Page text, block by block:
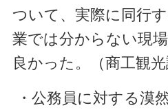
ついて、実際に同行
業では分からない現
良かった。（商工観光
・公務員に対する漠